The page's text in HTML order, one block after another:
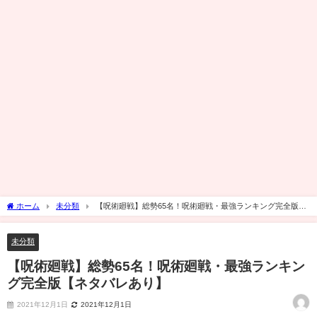
ホーム 未分類
【呪術廻戦】総勢65名！呪術廻戦・最強ランキング完全版
【ネタバレあり】
未分類
【呪術廻戦】総勢65名！呪術廻戦・最強ランキン
グ完全版【ネタバレあり】
2021年12月1日 2021年12月1日